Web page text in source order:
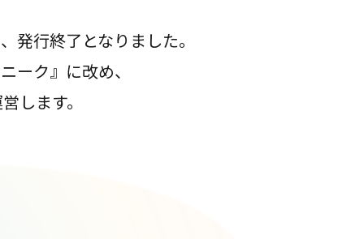
発行終了となりました。
ーク』に改め、
します。